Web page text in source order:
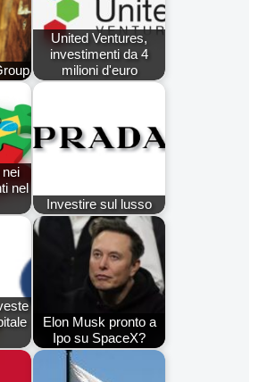
United Ventures,
investimenti da 4
milioni d'euro
nel
Investire sul lusso
Elon Musk pronto a
Ipo su SpaceX?